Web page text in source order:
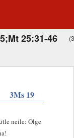
25:31-46
3Ms 19
neile: Olge